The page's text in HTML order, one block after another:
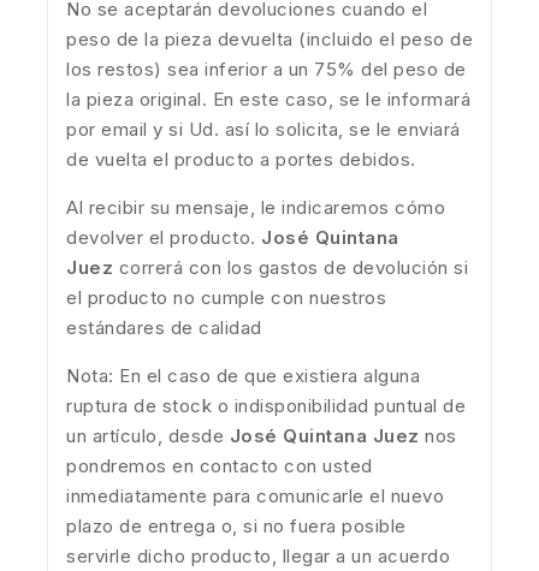
No se aceptarán devoluciones cuando el
peso de la pieza devuelta (incluido el peso de
los restos) sea inferior a un 75% del peso de
la pieza original. En este caso, se le informará
por email y si Ud. así lo solicita, se le enviará
de vuelta el producto a portes debidos.
Al recibir su mensaje, le indicaremos cómo
devolver el producto. José Quintana
Juez correrá con los gastos de devolución si
el producto no cumple con nuestros
estándares de calidad
Nota: En el caso de que existiera alguna
ruptura de stock o indisponibilidad puntual de
un artículo, desde José Quintana Juez nos
pondremos en contacto con usted
inmediatamente para comunicarle el nuevo
plazo de entrega o, si no fuera posible
servirle dicho producto, llegar a un acuerdo